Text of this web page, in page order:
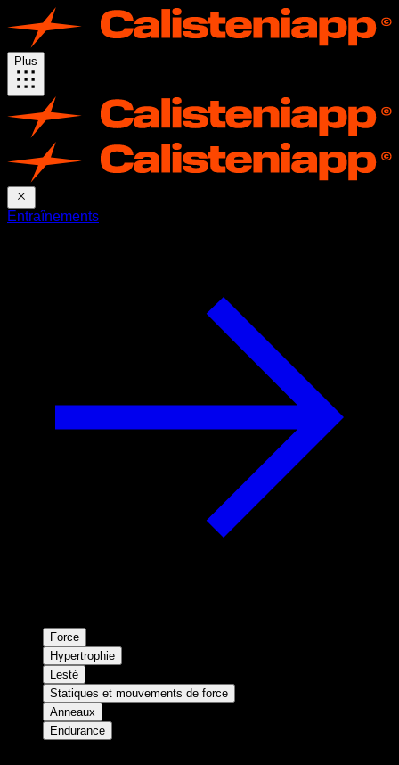
Plus
Entraînements
Force
Hypertrophie
Lesté
Statiques et mouvements de force
Anneaux
Endurance